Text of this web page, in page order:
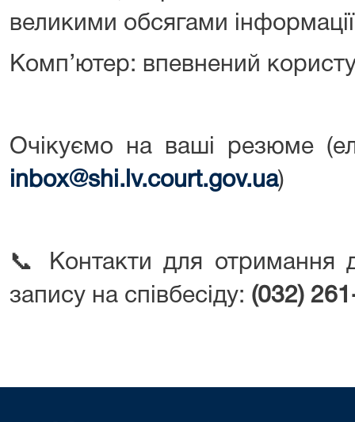
великими обсягами
Комп’ютер: впевнений
Очікуємо на ваші резюме
inbox@shi.lv.court.gov.ua)
📞 Контакти для отримання
запису на співбесіду: (032)